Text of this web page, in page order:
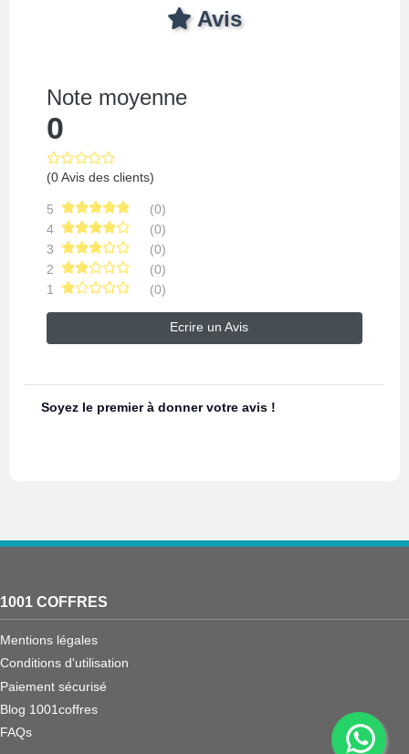
Avis
Note moyenne
0
(0 Avis des clients)
5
(0)
4
(0)
3
(0)
2
(0)
1
(0)
Ecrire un Avis
Soyez le premier à donner votre avis !
1001 COFFRES
Mentions légales
Conditions d'utilisation
Paiement sécurisé
Blog 1001coffres
FAQs